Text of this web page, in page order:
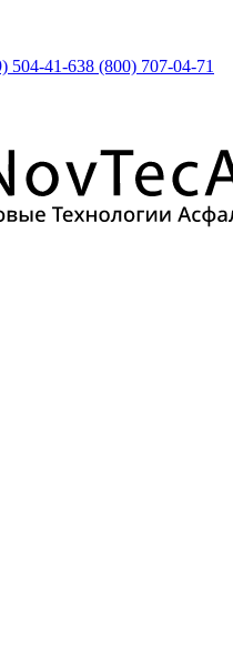
504-41-638 (800) 707-04-71